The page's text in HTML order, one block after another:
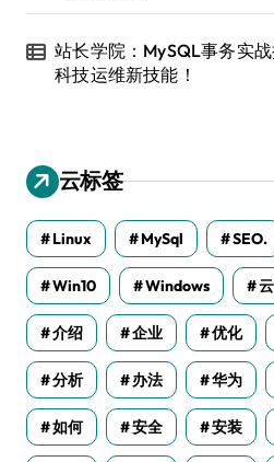
站长学院：MySQL事务实
科技运维新技能！
云标签
Linux MySql SEO.
Win10 Windows
介绍 企业 优化
分析 办法 华为
如何 安全 安装